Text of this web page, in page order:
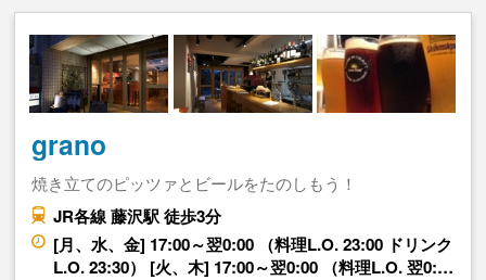
grano
焼き立てのピッツァとビールをたのしもう！
JR各線 藤沢駅 徒歩3分
[月、水、金] 17:00～翌0:00 （料理L.O. 23:00 ドリンク
L.O. 23:30） [火、木] 17:00～翌0:00 （料理L.O. 翌0:…